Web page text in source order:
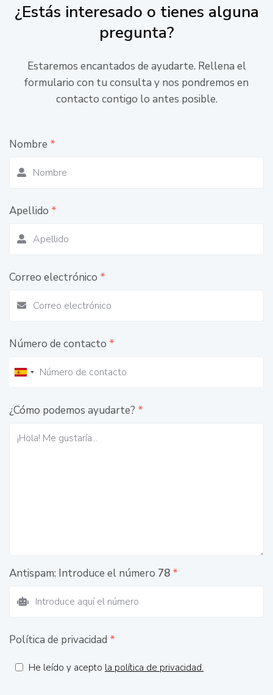
¿Estás interesado o tienes alguna
pregunta?
Estaremos encantados de ayudarte. Rellena el
formulario con tu consulta y nos pondremos en
contacto contigo lo antes posible.
Nombre *
Apellido *
Correo electrónico *
Número de contacto *
¿Cómo podemos ayudarte? *
Antispam: Introduce el número 78 *
Política de privacidad *
He leído y acepto la política de privacidad.